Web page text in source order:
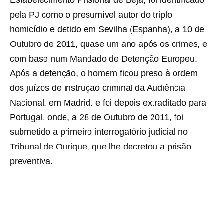
pela PJ como o presumível autor do triplo
homicídio e detido em Sevilha (Espanha), a 10 de
Outubro de 2011, quase um ano após os crimes, e
com base num Mandado de Detenção Europeu.
Após a detenção, o homem ficou preso à ordem
dos juízos de instrução criminal da Audiência
Nacional, em Madrid, e foi depois extraditado para
Portugal, onde, a 28 de Outubro de 2011, foi
submetido a primeiro interrogatório judicial no
Tribunal de Ourique, que lhe decretou a prisão
preventiva.